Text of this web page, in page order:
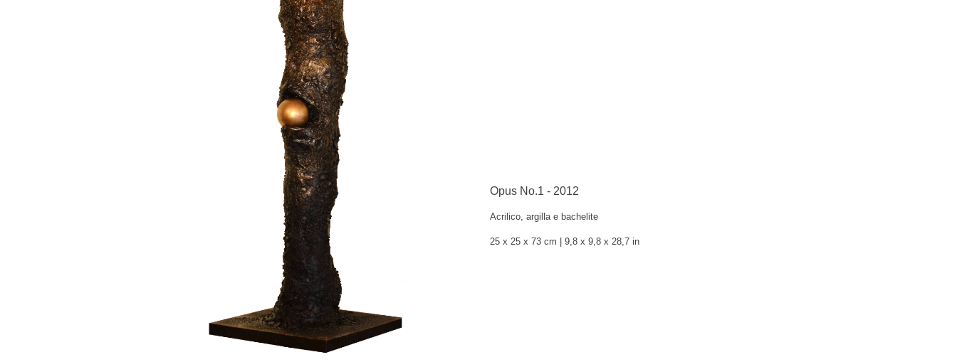
Opus No.1 - 2012
Acrilico, argilla e bachelite
25 x 25 x 73 cm | 9,8 x 9,8 x 28,7 in